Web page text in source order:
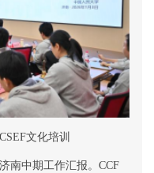
文化培训
济南中期工作汇报。 CCF